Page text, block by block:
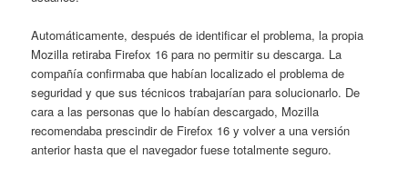
Automáticamente, después de identificar el problema, la propia
Mozilla retiraba Firefox 16 para no permitir su descarga. La
compañía confirmaba que habían localizado el problema de
seguridad y que sus técnicos trabajarían para solucionarlo. De
cara a las personas que lo habían descargado, Mozilla
recomendaba prescindir de Firefox 16 y volver a una versión
anterior hasta que el navegador fuese totalmente seguro.